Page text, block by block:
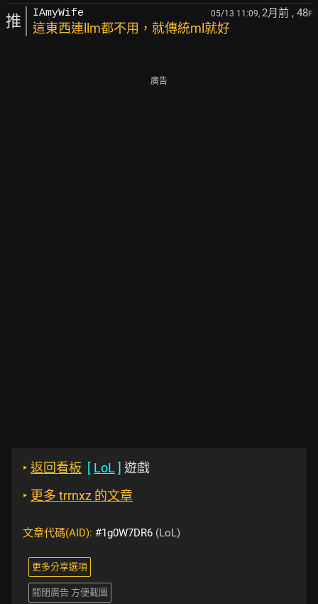
推 IAmyWife 05/13 11:09, 2月前 , 48F
這東西連llm都不用，就傳統ml就好
廣告
‣ 返回看板 [ LoL ] 遊戲
‣ 更多 trrnxz 的文章
文章代碼(AID): #1g0W7DR6 (LoL)
更多分享選項
關閉廣告 方便截圖